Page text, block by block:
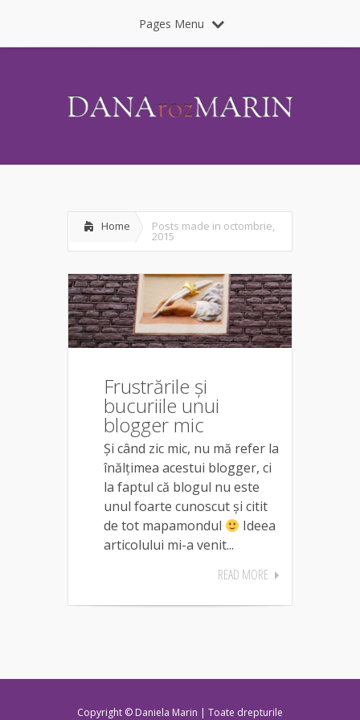
Pages Menu
Home Posts made in octombrie,
2015
Frustrările și
bucuriile unui
blogger mic
Și când zic mic, nu mă refer la
înălțimea acestui blogger, ci
la faptul că blogul nu este
unul foarte cunoscut și citit
de tot mapamondul
Ideea
articolului mi-a venit...
READ MORE
Copyright © Daniela Marin | Toate drepturile